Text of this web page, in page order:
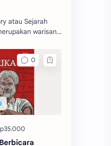
atau Sejarah
warisan
yang begitu
dunia.